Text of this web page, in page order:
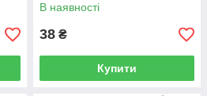
В наявності
38 ₴
Купити